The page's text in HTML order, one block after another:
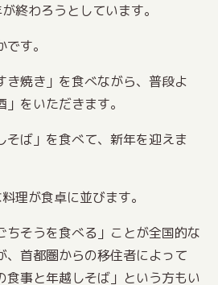
終わろうとしています。
す。
き焼き」を食べながら、普段よ
をいただきます。
そば」を食べて、新年を迎えま
理が食卓に並びます。
ちそうを食べる」ことが全国的な
、首都圏からの移住者によって
食事と年越しそば」という方もい